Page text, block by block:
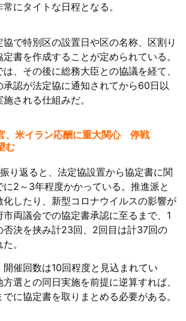
にタイトな日程となる。
で特別区の設置日や区の名称、区割り
書を作成することが定められている。
、その後に総務大臣との協議を経て、
承認が法定協に通知されてから60日以
される仕組みだ。
、米イラン応酬に重大関心 停戦
む
り返ると、法定協設置から協定書に関
2～3年程度かかっている。推進派と
化したり、新型コロナウイルスの影響が
両議会での協定書承認に至るまで、1
否決を挟み計23回、2回目は計37回の
。
催回数は10回程度と見込まれてい
選との同日実施を前提に逆算すれば、
に協定書を取りまとめる必要がある。